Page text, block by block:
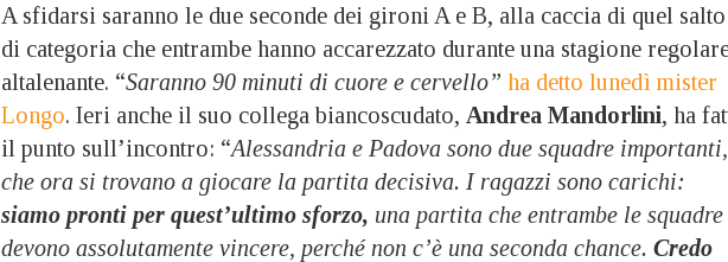
A sfidarsi saranno le due seconde dei gironi A e B, alla caccia di quel salto
di categoria che entrambe hanno accarezzato durante una stagione
altalenante. “Saranno 90 minuti di cuore e cervello” ha detto lunedì mister
Longo. Ieri anche il suo collega biancoscudato, Andrea Mandorlini, ha
il punto sull’incontro: “Alessandria e Padova sono due squadre importanti,
che ora si trovano a giocare la partita decisiva. I ragazzi sono carichi:
siamo pronti per quest’ultimo sforzo, una partita che entrambe le squadre
devono assolutamente vincere, perché non c’è una seconda chance. Credo